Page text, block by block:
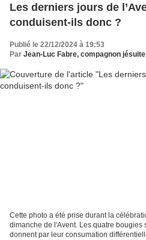
Les derniers jours de
conduisent-ils donc ?
Publié le 22/12/2024 à 19:53
Par Jean-Luc Fabre, compagnon jésuite
Cette photo a été prise durant la
dimanche de l'Avent. Les quatre bougies
donnent par leur consumation